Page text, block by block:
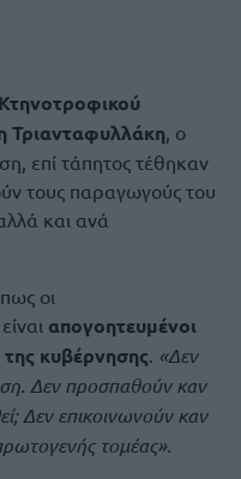
Τριανταφυλλάκη, ο
επί τάπητος τέθηκαν
τους παραγωγούς του
και ανά
οι
απογοητευμένοι
κυβέρνησης. «Δεν
Δεν προσπαθούν καν
Δεν επικοινωνούν καν
τομέας».